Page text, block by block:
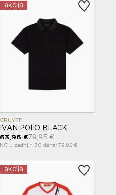
akcija
CRUYFF
IVAN POLO BLACK
63,96 €79,95 €
NC u zadnjih 30 dana: 79,95 €
akcija